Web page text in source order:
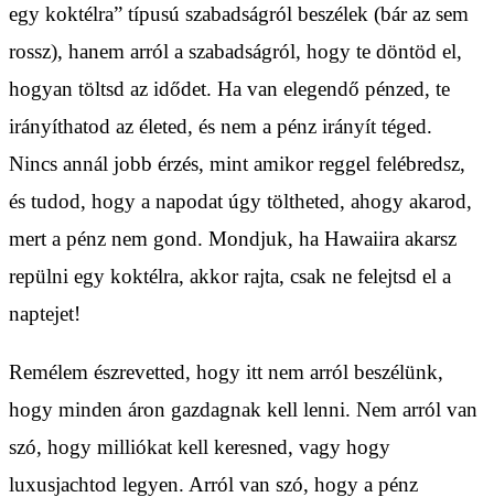
egy koktélra” típusú szabadságról beszélek (bár az sem
rossz), hanem arról a szabadságról, hogy te döntöd el,
hogyan töltsd az idődet. Ha van elegendő pénzed, te
irányíthatod az életed, és nem a pénz irányít téged.
Nincs annál jobb érzés, mint amikor reggel felébredsz,
és tudod, hogy a napodat úgy töltheted, ahogy akarod,
mert a pénz nem gond. Mondjuk, ha Hawaiira akarsz
repülni egy koktélra, akkor rajta, csak ne felejtsd el a
naptejet!
Remélem észrevetted, hogy itt nem arról beszélünk,
hogy minden áron gazdagnak kell lenni. Nem arról van
szó, hogy milliókat kell keresned, vagy hogy
luxusjachtod legyen. Arról van szó, hogy a pénz